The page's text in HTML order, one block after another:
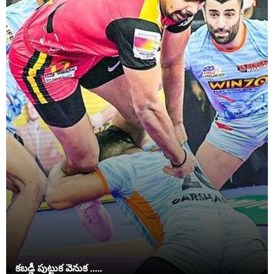
కబడ్డీ పుట్టుక వెనుక .....